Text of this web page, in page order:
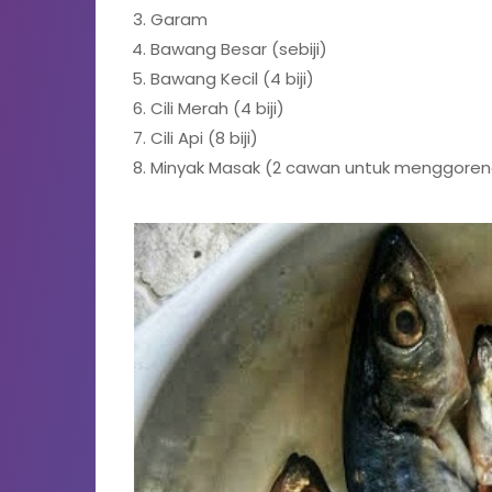
Garam
Bawang Besar (sebiji)
Bawang Kecil (4 biji)
Cili Merah (4 biji)
Cili Api (8 biji)
Minyak Masak (2 cawan untuk